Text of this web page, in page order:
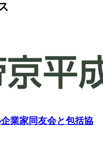
業家同友会と包括協